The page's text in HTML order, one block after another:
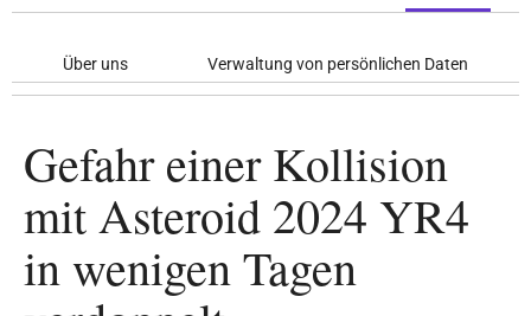
Über uns Verwaltung von persönlichen Daten
Gefahr einer Kollision
mit Asteroid 2024 YR4
in wenigen Tagen